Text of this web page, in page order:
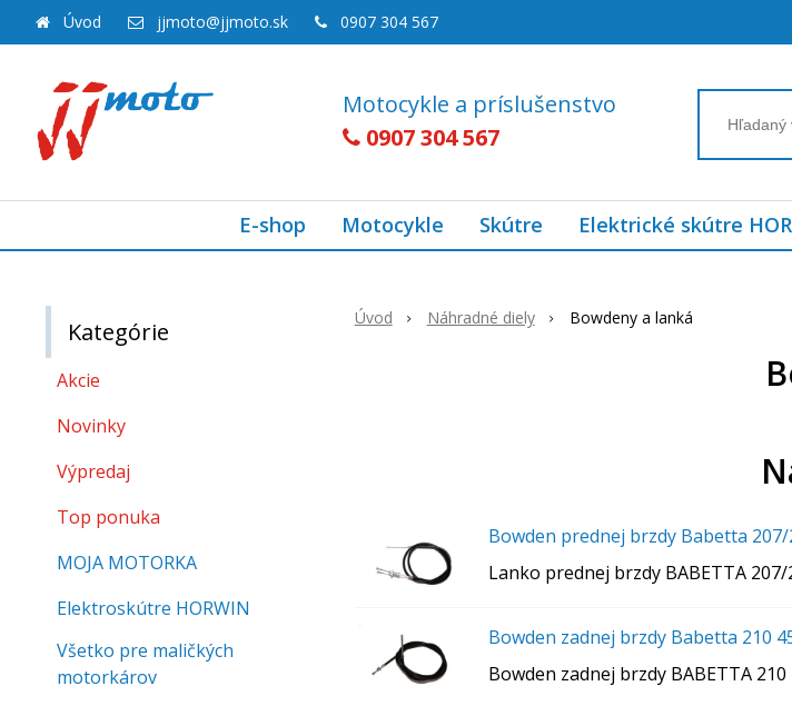
Motocykle a príslušenstvo
0907 304 567
Úvod jjmoto@jjmoto.sk 0907 304 567
E-shop Motocykle Skútre Elektrické skútre
Úvod Náhradné diely Bowdeny a lanká
Bowden prednej brzdy Babetta 207/
Lanko prednej brzdy BABETTA 207/
Bowden zadnej brzdy Babetta 210
Bowden zadnej brzdy BABETTA 210
Kategórie
Akcie
Novinky
Výpredaj
Top ponuka
MOJA MOTORKA
Elektroskútre HORWIN
Všetko pre maličkých
motorkárov